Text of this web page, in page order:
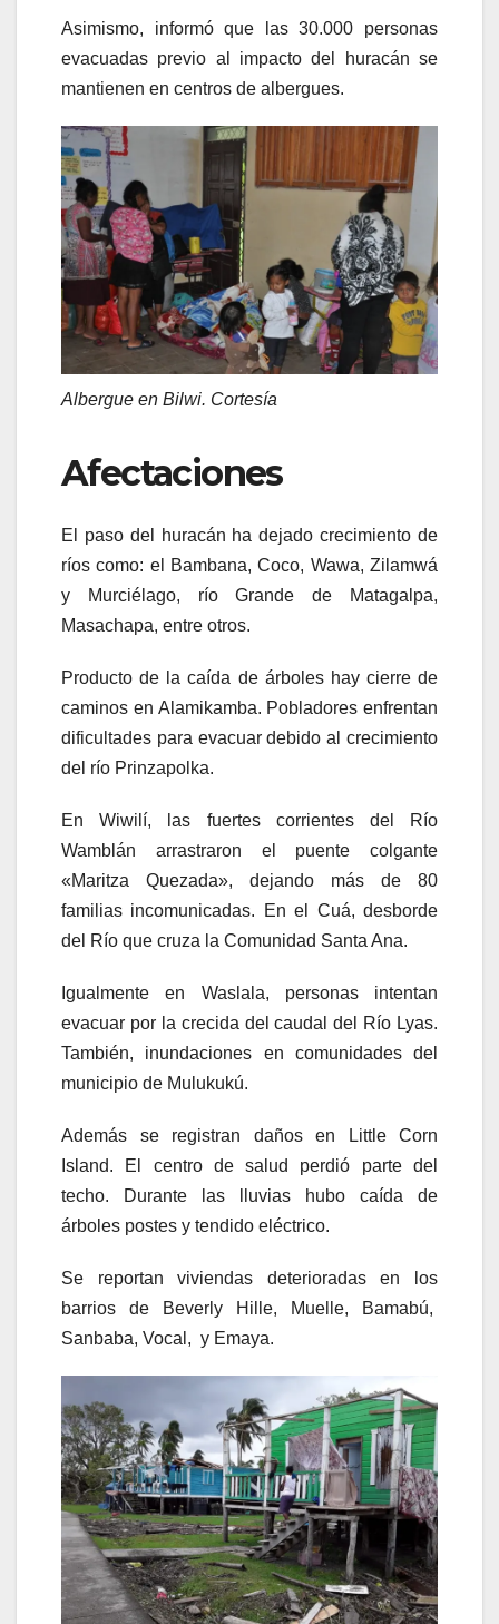
Asimismo, informó que las 30.000 personas
evacuadas previo al impacto del huracán se
mantienen en centros de albergues.
Albergue en Bilwi. Cortesía
Afectaciones
El paso del huracán ha dejado crecimiento de
ríos como: el Bambana, Coco, Wawa, Zilamwá
y Murciélago, río Grande de Matagalpa,
Masachapa, entre otros.
Producto de la caída de árboles hay cierre de
caminos en Alamikamba. Pobladores enfrentan
dificultades para evacuar debido al crecimiento
del río Prinzapolka.
En Wiwilí, las fuertes corrientes del Río
Wamblán arrastraron el puente colgante
«Maritza Quezada», dejando más de 80
familias incomunicadas. En el Cuá, desborde
del Río que cruza la Comunidad Santa Ana.
Igualmente en Waslala, personas intentan
evacuar por la crecida del caudal del Río Lyas.
También, inundaciones en comunidades del
municipio de Mulukukú.
Además se registran daños en Little Corn
Island. El centro de salud perdió parte del
techo. Durante las lluvias hubo caída de
árboles postes y tendido eléctrico.
Se reportan viviendas deterioradas en los
barrios de Beverly Hille, Muelle, Bamabú,
Sanbaba, Vocal, y Emaya.